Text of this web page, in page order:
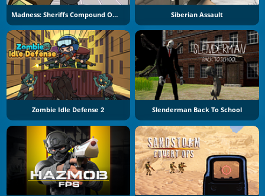
Madness: Sheriffs Compound Official Siberian Assault
Zombie Idle Defense 2 Slenderman Back To School